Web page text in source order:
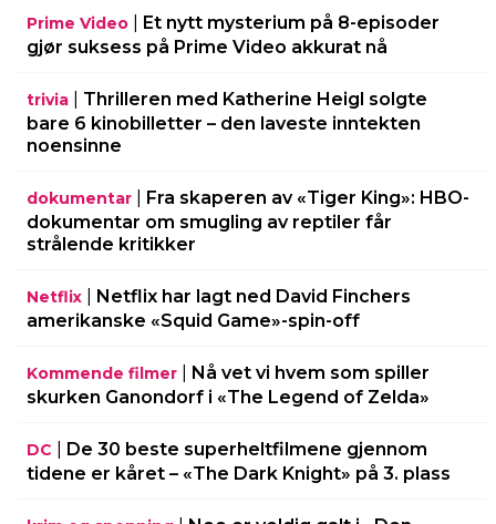
Prime Video
Et nytt mysterium på 8-episoder
gjør suksess på Prime Video akkurat nå
trivia
Thrilleren med Katherine Heigl solgte
bare 6 kinobilletter – den laveste inntekten
noensinne
dokumentar
Fra skaperen av «Tiger King»: HBO-
dokumentar om smugling av reptiler får
strålende kritikker
Netflix
Netflix har lagt ned David Finchers
amerikanske «Squid Game»-spin-off
Kommende filmer
Nå vet vi hvem som spiller
skurken Ganondorf i «The Legend of Zelda»
DC
De 30 beste superheltfilmene gjennom
tidene er kåret – «The Dark Knight» på 3. plass